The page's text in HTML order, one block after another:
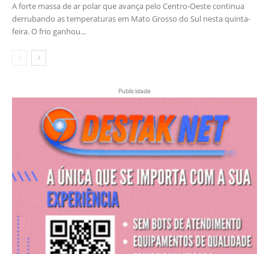
A forte massa de ar polar que avança pelo Centro-Oeste continua
derrubando as temperaturas em Mato Grosso do Sul nesta quinta-
feira. O frio ganhou...
Publicidade